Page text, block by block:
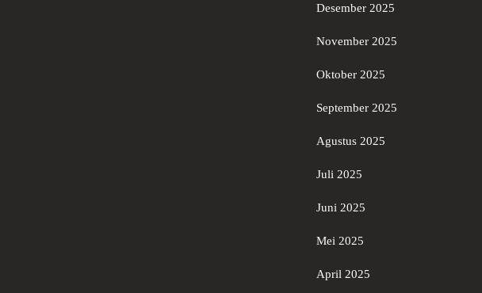
Desember 2025
November 2025
Oktober 2025
September 2025
Agustus 2025
Juli 2025
Juni 2025
Mei 2025
April 2025